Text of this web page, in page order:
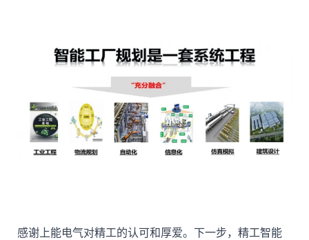
感谢上能电气对精工的认可和厚爱。下一步，精工智能